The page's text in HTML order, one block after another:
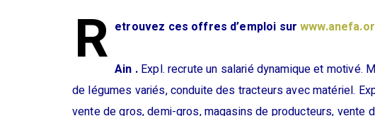
R etrouvez ces offres d’emploi sur
Ain . Expl. recrute un salarié dynamique et motivé.
de légumes variés, conduite des tracteurs avec matériel.
vente de gros, demi-gros, magasins de producteurs, vente